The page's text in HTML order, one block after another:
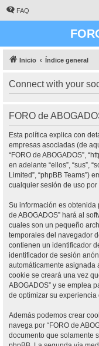
FAQ
Inicio Índice general
Connect with your
FORO de
Esta política explica con
empresas asociadas (de
“FORO de ABOGADOS”,
en adelante “ellos”, “sus”,
Limited”, “phpBB Teams”)
cualquier sesión de uso por
Su información es obtenida
de ABOGADOS” hará al
cuales son un pequeño
temporales del navegador
contienen un identificador
identificador de sesión
automáticamente asignada
cookie se creará una vez
ABOGADOS” y se emplea
de optimizar su experiencia
Además podemos crear
navega por “FORO de
documento que solamente